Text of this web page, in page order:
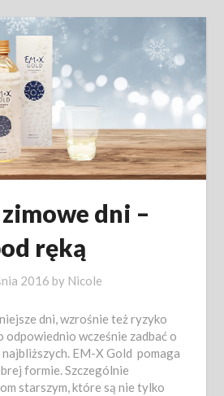
dni –
ręką
2016 by Nicole
dni, wzrośnie też ryzyko
odpowiednio wcześnie zadbać o
EM-X Gold pomaga
formie. Szczególnie
starszym, które są nie tylko